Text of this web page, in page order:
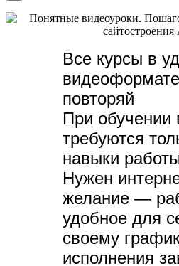
Все курсы в
повторяй
При обучении
требуются
навыки
Нужен
желание — р
удобное для
своему
исполнения